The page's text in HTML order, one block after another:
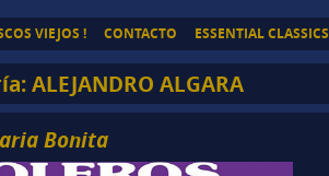
VIEJOS ! CONTACTO ESSENTIAL CLASSICS
ALEJANDRO ALGARA
Bonita